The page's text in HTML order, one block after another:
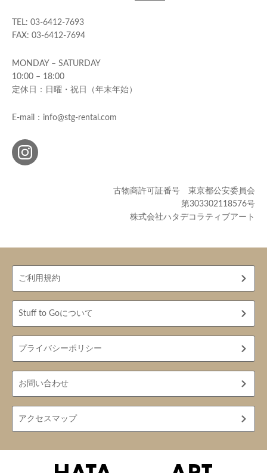
TEL: 03-6412-7693
FAX: 03-6412-7694
MONDAY – SATURDAY
10:00 – 18:00
定休日：日曜・祝日（年末年始）
E-mail：info@stg-rental.com
古物商許可証番号 東京都公安委員会
第303302118576号
株式会社ハタデコラティブアート
ご利用規約
Stuff to Goについて
プライバシーポリシー
お問い合わせ
アクセスマップ